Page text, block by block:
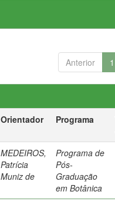
Anterior 1
Orientador Programa
MEDEIROS,
Patrícia
Muniz de
Programa de
Pós-
Graduação
em Botânica